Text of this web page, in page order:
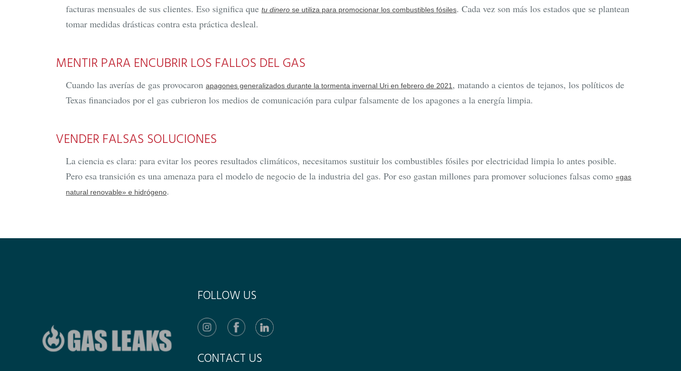
facturas mensuales de sus clientes. Eso significa que tu dinero se utiliza para promocionar los combustibles fósiles. Cada vez son más los estados que se plantean
tomar medidas drásticas contra esta práctica desleal.
MENTIR PARA ENCUBRIR LOS FALLOS DEL GAS
Cuando las averías de gas provocaron apagones generalizados durante la tormenta invernal Uri en febrero de 2021 , matando a cientos de tejanos, los políticos de
Texas financiados por el gas cubrieron los medios de comunicación para culpar falsamente de los apagones a la energía limpia.
VENDER FALSAS SOLUCIONES
La ciencia es clara: para evitar los peores resultados climáticos, necesitamos sustituir los combustibles fósiles por electricidad limpia lo antes posible.
Pero esa transición es una amenaza para el modelo de negocio de la industria del gas. Por eso gastan millones para promover soluciones falsas como «gas
natural renovable» e hidrógeno.
FOLLOW US
CONTACT US